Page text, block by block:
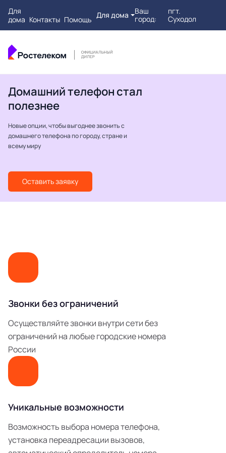
Для
дома Контакты Помощь Для дома
Ваш
город:
пгт.
Суходол
Домашний телефон стал
полезнее
Новые опции, чтобы выгоднее звонить с
домашнего телефона по городу, стране и
всему миру
Оставить заявку
Звонки без ограничений
Осуществляйте звонки внутри сети без
ограничений на любые городские номера
России
Уникальные возможности
Возможность выбора номера телефона,
установка переадресации вызовов,